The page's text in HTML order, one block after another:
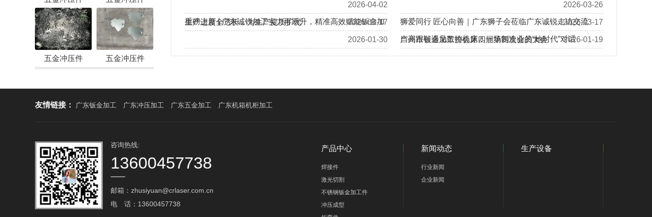
五金冲压件 五金冲压件
2026-04-02
重磅上新 | 广东诚锐加工实力再跃升，精准高效赋能钣金加
2026-03-26
狮爱同行 匠心向善｜广东狮子会莅临广东诚锐走访交流
2026-03-17
生产进度全透析，为生产提质扩优 2026-03-17
当高跟鞋遇见数控机床：一场制造业的“她时代”对话
2026-01-30
热烈欢迎加拿大客户Eric、Alan莅临我司工厂回访考察
2026-01-19
广州市钣金加工协会第四届第四次会员大会
友情链接： 广东钣金加工 广东冲压加工 广东五金加工 广东机箱机柜加工
咨询热线:
13600457738
邮箱：zhusiyuan@crlaser.com.cn‬
电 话：13600457738
产品中心
焊接件
激光切割
不锈钢钣金加工件
冲压成型
新闻动态
行业新闻
企业新闻
生产设备